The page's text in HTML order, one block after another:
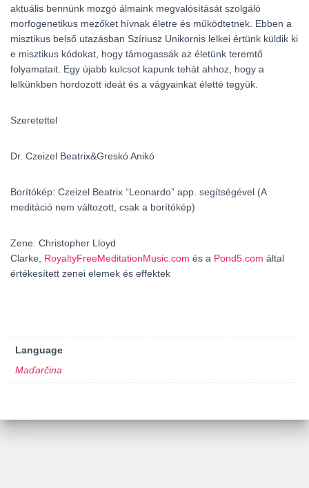
aktuális bennünk mozgó álmaink megvalósítását szolgáló
morfogenetikus mezőket hívnak életre és működtetnek. Ebben a
misztikus belső utazásban Szíriusz Unikornis lelkei értünk küldik ki
e misztikus kódokat, hogy támogassák az életünk teremtő
folyamatait. Egy újabb kulcsot kapunk tehát ahhoz, hogy a
lelkünkben hordozott ideát és a vágyainkat életté tegyük.
Szeretettel
Dr. Czeizel Beatrix&Greskó Anikó
Borítókép: Czeizel Beatrix “Leonardo” app. segítségével (A
meditáció nem változott, csak a borítókép)
Zene: Christopher Lloyd
Clarke, RoyaltyFreeMeditationMusic.com és a Pond5.com által
értékesített zenei elemek és effektek
Language
Maďarčina